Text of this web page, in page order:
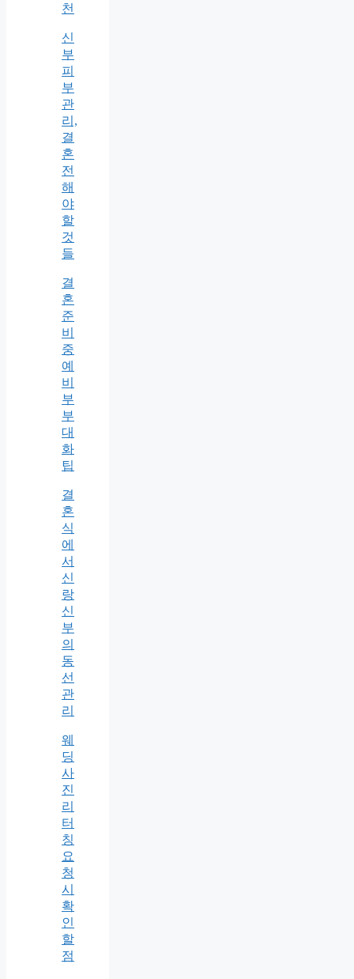
천
신
부
피
부
관
리,
결
혼
전
해
야
할
것
들
결
혼
준
비
중
예
비
부
부
대
화
팁
결
혼
식
에
서
신
랑
신
부
의
동
선
관
리
웨
딩
사
진
리
터
칭
요
청
시
확
인
할
점